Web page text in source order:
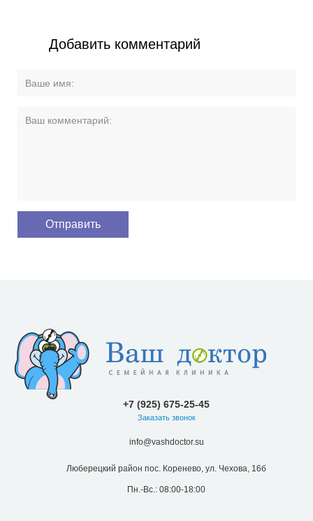
Добавить комментарий
+7 (925) 675-25-45
Заказать звонок
info@vashdoctor.su
Люберецкий район пос. Коренево, ул. Чехова, 16б
Пн.-Вс.: 08:00-18:00